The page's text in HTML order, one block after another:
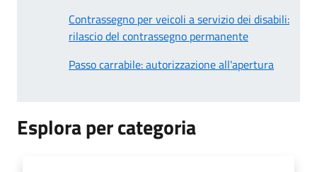
Contrassegno per veicoli a servizio dei disabili:
rilascio del contrassegno permanente
Passo carrabile: autorizzazione all'apertura
Esplora per categoria